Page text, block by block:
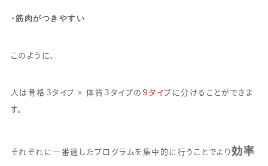
・筋肉がつきやすい
このように、
人は骨格３タイプ × 体質３タイプの ９タイプ に分けることができま
す。
それぞれに一番適したプログラムを集中的に行うことでより効率